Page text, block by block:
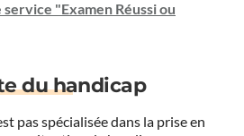
service "Examen Réussi ou
du handicap
pas spécialisée dans la prise en